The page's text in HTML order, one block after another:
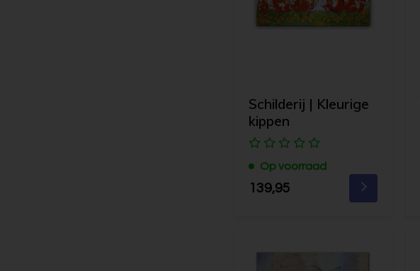
Schilderij | Kleurige
kippen
Op voorraad
139,95